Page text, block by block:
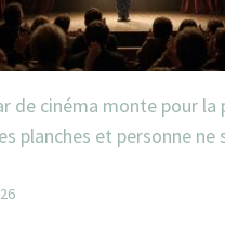
de cinéma monte pour la
planches et personne ne